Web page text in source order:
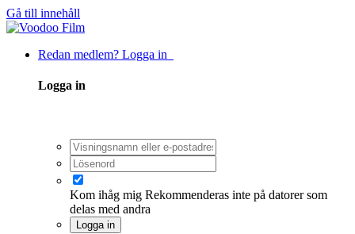
Gå till innehåll
Redan medlem? Logga in
Logga in
Kom ihåg mig Rekommenderas inte på datorer som
delas med andra
Logga in